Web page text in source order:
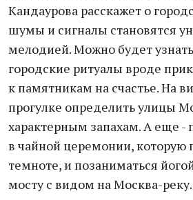
Кандаурова расскажет о
шумы и сигналы становятся
мелодией. Можно будет
городские ритуалы вроде
к памятникам на счастье. На
прогулке определить улицы
характерным запахам. А еще -
в чайной церемонии, которую
темноте, и позаниматься
мосту с видом на Москва-реку.